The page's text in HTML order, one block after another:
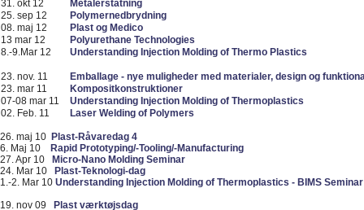
31. okt 12
Metalerstatning
25. sep 12
Polymernedbrydning
08. maj 12
Plast og Medico
13 mar 12
Polyurethane Technologies
8.-9.Mar 12
Understanding Injection Molding of Thermo Plastics
23. nov. 11
Emballage - nye muligheder med materialer, design og
23. mar 11
Kompositkonstruktioner
07-08 mar 11
Understanding Injection Molding of Thermoplastics
02. Feb. 11
Laser Welding of Polymers
26. maj 10 Plast-Råvaredag 4
6. Maj 10
Rapid Prototyping/-Tooling/-Manufacturing
27. Apr 10
Micro-Nano Molding Seminar
24. Mar 10
Plast-Teknologi-dag
1.-2. Mar 10 Understanding Injection Molding of Thermoplastics - BIMS Seminar
19. nov 09
Plast værktøjsdag